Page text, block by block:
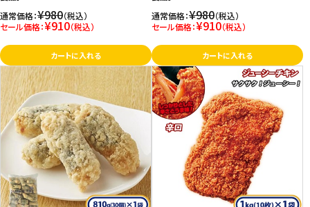
セール
フードロス
ペット用品
SHOP GUIDE
ご利用ガイド
お問い合わせ
通常価格：¥980（税込）
セール価格：¥910（税込）
カートに入れる
通常価格：¥980（税込）
セール価格：¥910（税込）
カートに入れる